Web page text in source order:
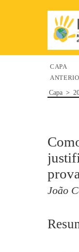
CAPA
Capa >
João